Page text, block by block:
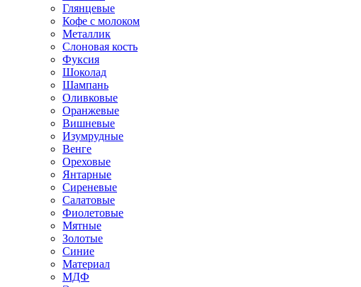
Глянцевые
Кофе с молоком
Металлик
Слоновая кость
Фуксия
Шоколад
Шампань
Оливковые
Оранжевые
Вишневые
Изумрудные
Венге
Ореховые
Янтарные
Сиреневые
Салатовые
Фиолетовые
Мятные
Золотые
Синие
Материал
МДФ